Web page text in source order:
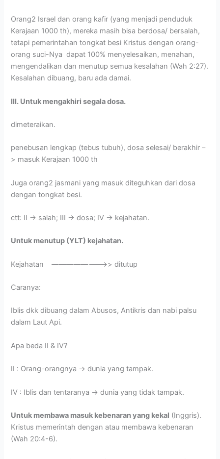
Orang2 Israel dan orang kafir (yang menjadi penduduk
Kerajaan 1000 th), mereka masih bisa berdosa/ bersalah,
tetapi pemerintahan tongkat besi Kristus dengan orang-
orang suci-Nya dapat 100% menyelesaikan, menahan,
mengendalikan dan menutup semua kesalahan (Wah 2:27).
Kesalahan dibuang, baru ada damai.
III. Untuk mengakhiri segala dosa.
dimeteraikan.
penebusan lengkap (tebus tubuh), dosa selesai/ berakhir –
> masuk Kerajaan 1000 th
Juga orang2 jasmani yang masuk diteguhkan dari dosa
dengan tongkat besi.
ctt: II -> salah; III -> dosa; IV -> kejahatan.
Untuk menutup (YLT) kejahatan.
Kejahatan ———————->> ditutup
Caranya:
Iblis dkk dibuang dalam Abusos, Antikris dan nabi palsu
dalam Laut Api.
Apa beda II & IV?
II : Orang-orangnya -> dunia yang tampak.
IV : Iblis dan tentaranya -> dunia yang tidak tampak.
Untuk membawa masuk kebenaran yang kekal (Inggris).
Kristus memerintah dengan atau membawa kebenaran
(Wah 20:4-6).